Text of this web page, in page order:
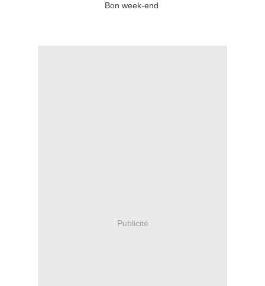
Bon week-end
Publicité